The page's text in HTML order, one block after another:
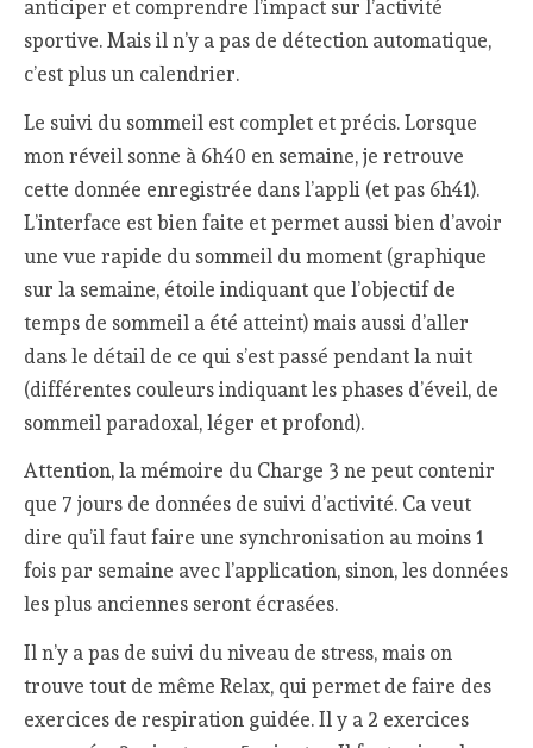
anticiper et comprendre l’impact sur l’activité
sportive. Mais il n’y a pas de détection automatique,
c’est plus un calendrier.
Le suivi du sommeil est complet et précis. Lorsque
mon réveil sonne à 6h40 en semaine, je retrouve
cette donnée enregistrée dans l’appli (et pas 6h41).
L’interface est bien faite et permet aussi bien d’avoir
une vue rapide du sommeil du moment (graphique
sur la semaine, étoile indiquant que l’objectif de
temps de sommeil a été atteint) mais aussi d’aller
dans le détail de ce qui s’est passé pendant la nuit
(différentes couleurs indiquant les phases d’éveil, de
sommeil paradoxal, léger et profond).
Attention, la mémoire du Charge 3 ne peut contenir
que 7 jours de données de suivi d’activité. Ca veut
dire qu’il faut faire une synchronisation au moins 1
fois par semaine avec l’application, sinon, les données
les plus anciennes seront écrasées.
Il n’y a pas de suivi du niveau de stress, mais on
trouve tout de même Relax, qui permet de faire des
exercices de respiration guidée. Il y a 2 exercices